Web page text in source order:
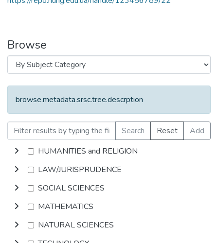
Browse
browse.metadata.srsc.tree.descrption
Search Reset
Add
HUMANITIES and RELIGION
LAW/JURISPRUDENCE
SOCIAL SCIENCES
MATHEMATICS
NATURAL SCIENCES